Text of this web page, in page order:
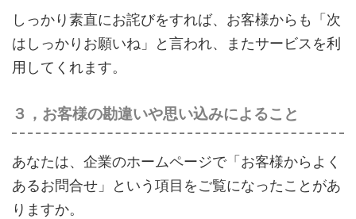
しっかり素直にお詫びをすれば、お客様からも「次
はしっかりお願いね」と言われ、またサービスを利
用してくれます。
３，お客様の勘違いや思い込みによること
あなたは、企業のホームページで「お客様からよく
あるお問合せ」という項目をご覧になったことがあ
りますか。